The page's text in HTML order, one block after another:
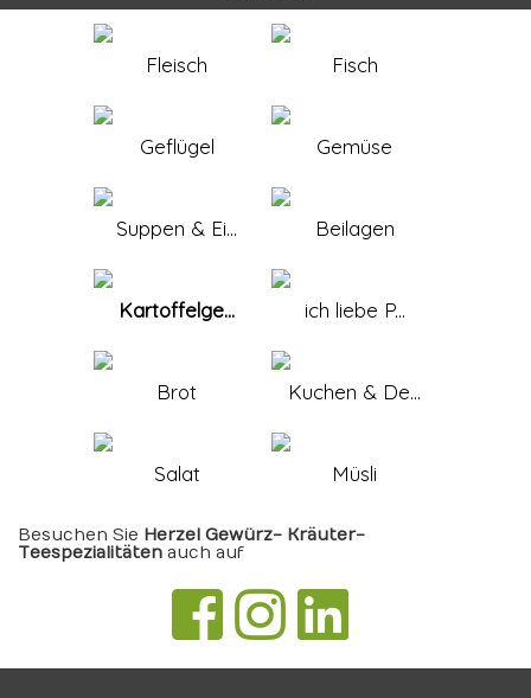
Fleisch Fisch
Geflügel Gemüse
Suppen & Ei... Beilagen
Kartoffelge... ich liebe P...
Brot Kuchen & De...
Salat Müsli
Besuchen Sie Herzel Gewürz- Kräuter-
Teespezialitäten auch auf